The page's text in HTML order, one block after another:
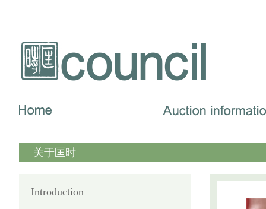
关于匡时
Introduction